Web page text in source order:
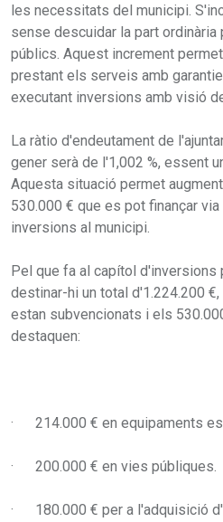
les necessitats del municipi.
sense descuidar la part
públics. Aquest increment
prestant els serveis amb
executant inversions amb visió
La ràtio d'endeutament de
gener serà de l'1,002 %, essent
Aquesta situació permet
530.000 € que es pot finançar
inversions al municipi.
Pel que fa al capítol d'inversions
destinar-hi un total d'1.224.200
estan subvencionats i els
destaquen:
· 214.000 € en equipaments
· 200.000 € en vies públiques.
· 180.000 € per a l'adquisició